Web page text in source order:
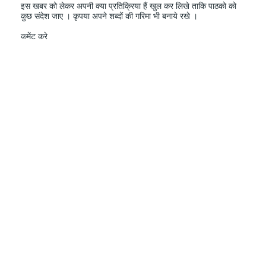
इस खबर को लेकर अपनी क्या प्रतिक्रिया हैं खुल कर लिखे ताकि पाठको को
कुछ संदेश जाए । कृपया अपने शब्दों की गरिमा भी बनाये रखे ।
कमेंट करे